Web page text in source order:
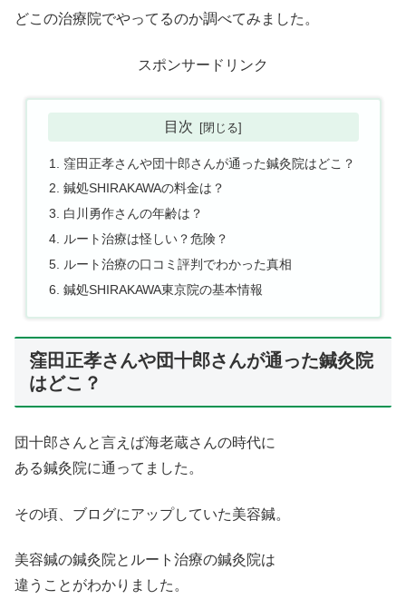
どこの治療院でやってるのか調べてみました。
スポンサードリンク
目次
窪田正孝さんや団十郎さんが通った鍼灸院はどこ？
鍼処SHIRAKAWAの料金は？
白川勇作さんの年齢は？
ルート治療は怪しい？危険？
ルート治療の口コミ評判でわかった真相
鍼処SHIRAKAWA東京院の基本情報
窪田正孝さんや団十郎さんが通った鍼灸院
はどこ？
団十郎さんと言えば海老蔵さんの時代に
ある鍼灸院に通ってました。
その頃、ブログにアップしていた美容鍼。
美容鍼の鍼灸院とルート治療の鍼灸院は
違うことがわかりました。